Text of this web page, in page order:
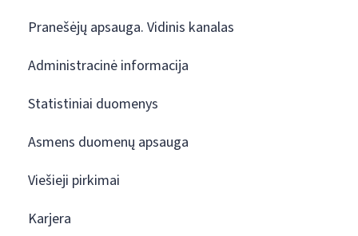
Pranešėjų apsauga. Vidinis kanalas
Administracinė informacija
Statistiniai duomenys
Asmens duomenų apsauga
Viešieji pirkimai
Karjera